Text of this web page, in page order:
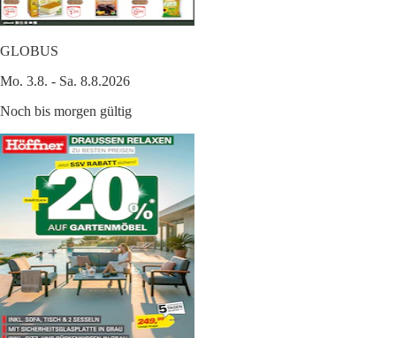
GLOBUS
Mo. 3.8. - Sa. 8.8.2026
Noch bis morgen gültig